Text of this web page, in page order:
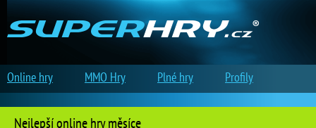
Nejlepší online hry měsíce
Online hry MMO Hry Plné hry Profily